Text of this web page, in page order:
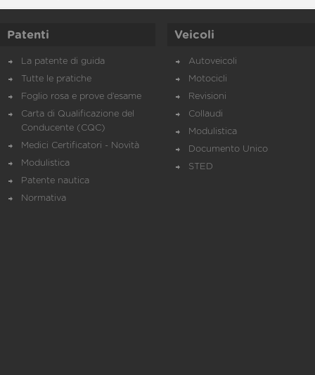
Patenti
La patente di guida
Tutte le pratiche
Foglio rosa e prove d’esame
Carta di Qualificazione del
Conducente (CQC)
Medici Certificatori - Novità
Modulistica
Patente nautica
Normativa
Veicoli
Autoveicoli
Motocicli
Revisioni
Collaudi
Modulistica
Documento Unico
STED